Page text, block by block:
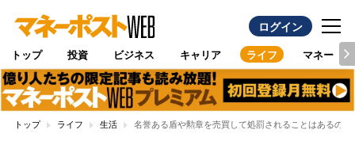
ログイン
トップ 投資 ビジネス キャリア ライフ マネー
トップ ライフ 生活 名誉ある盾や勲章を売買して処罰されることはあるのか